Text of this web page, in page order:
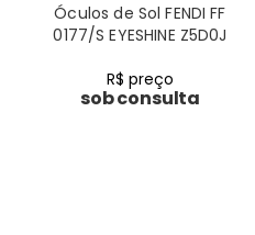
Óculos de Sol FENDI FF
0177/S EYESHINE Z5D0J
R$ preço
sob consulta